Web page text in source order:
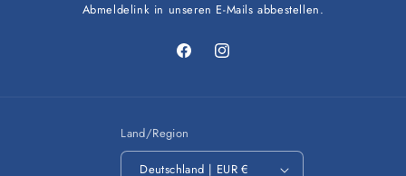
Abmeldelink in unseren E-Mails abbestellen.
FacebookInstagram
Land/Region
Deutschland | EUR €